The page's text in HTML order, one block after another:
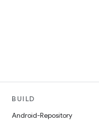
BUILD
Android-Repository